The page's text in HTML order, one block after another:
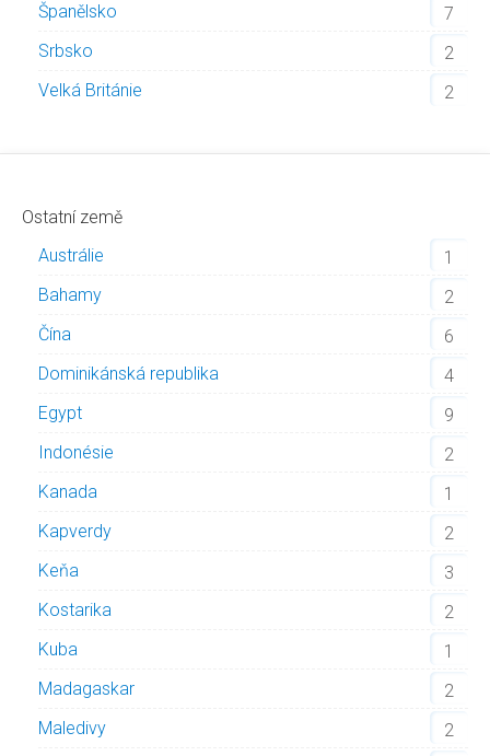
Španělsko
7
Srbsko
2
Velká Británie
2
Ostatní země
Austrálie
1
Bahamy
2
Čína
6
Dominikánská republika
4
Egypt
9
Indonésie
2
Kanada
1
Kapverdy
2
Keňa
3
Kostarika
2
Kuba
1
Madagaskar
2
Maledivy
2